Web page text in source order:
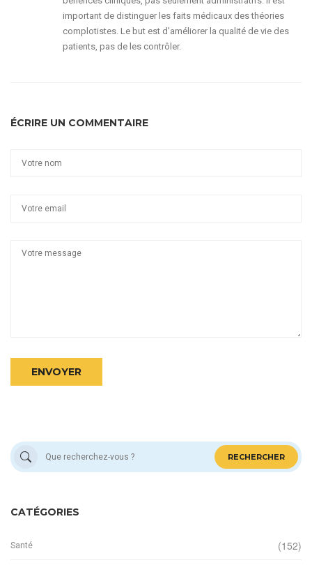
important de distinguer les faits médicaux des théories
complotistes. Le but est d'améliorer la qualité de vie des
patients, pas de les contrôler.
ÉCRIRE UN COMMENTAIRE
ENVOYER
RECHERCHER
CATÉGORIES
Santé (152)